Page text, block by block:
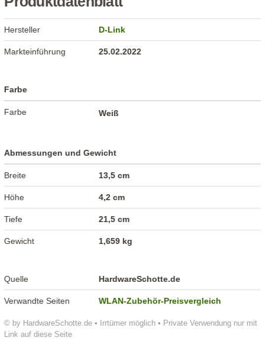
© by HardwareSchotte.de • Irrtümer möglich • Private Verwendung nur mit
Link auf diese Seite
Hersteller D-Link
Markteinführung 25.02.2022
Farbe
Farbe Weiß
Abmessungen und Gewicht
Breite 13,5 cm
Höhe 4,2 cm
Tiefe 21,5 cm
Gewicht 1,659 kg
Quelle HardwareSchotte.de
Verwandte Seiten WLAN-Zubehör-Preisvergleich